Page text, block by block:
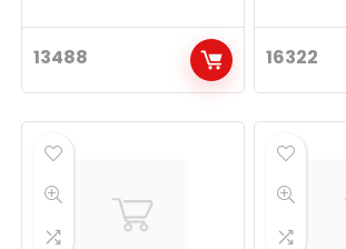
13488 16322